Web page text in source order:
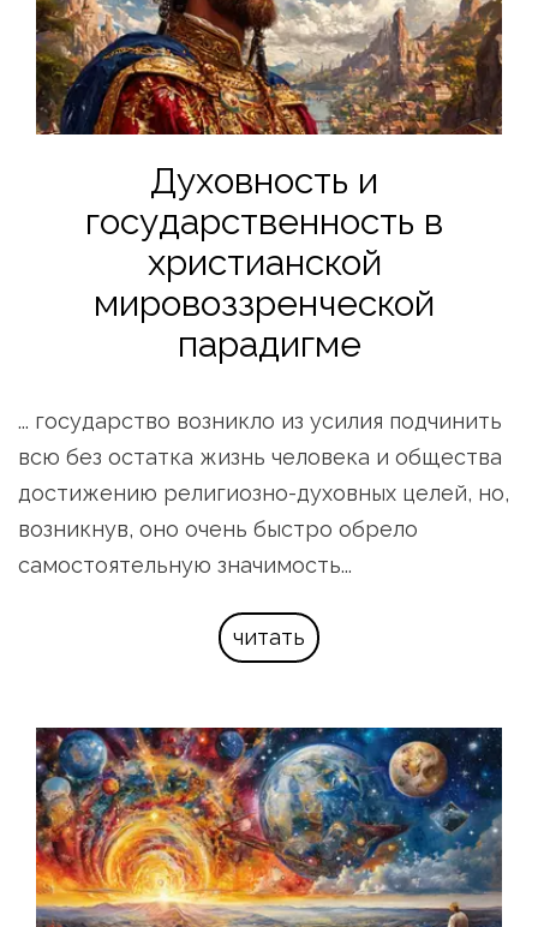
Духовность и
государственность в
христианской
мировоззренческой
парадигме
... государство возникло из усилия подчинить
всю без остатка жизнь человека и общества
достижению религиозно-духовных целей, но,
возникнув, оно очень быстро обрело
самостоятельную значимость...
читать